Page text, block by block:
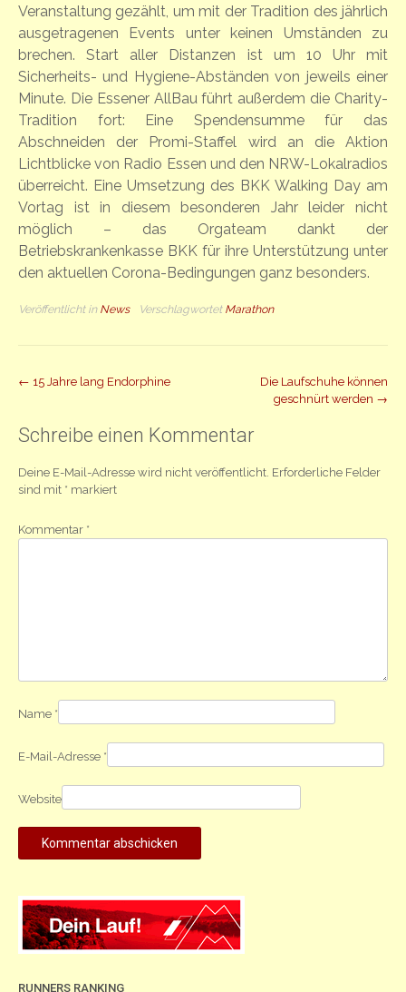
Veranstaltung gezählt, um mit der Tradition des jährlich
ausgetragenen Events unter keinen Umständen zu
brechen. Start aller Distanzen ist um 10 Uhr mit
Sicherheits- und Hygiene-Abständen von jeweils einer
Minute. Die Essener AllBau führt außerdem die Charity-
Tradition fort: Eine Spendensumme für das
Abschneiden der Promi-Staffel wird an die Aktion
Lichtblicke von Radio Essen und den NRW-Lokalradios
überreicht. Eine Umsetzung des BKK Walking Day am
Vortag ist in diesem besonderen Jahr leider nicht
möglich – das Orgateam dankt der
Betriebskrankenkasse BKK für ihre Unterstützung unter
den aktuellen Corona-Bedingungen ganz besonders.
Veröffentlicht in News Verschlagwortet Marathon
Beitrag
← 15 Jahre lang Endorphine
Die Laufschuhe können
geschnürt werden →
Schreibe einen Kommentar
Deine E-Mail-Adresse wird nicht veröffentlicht. Erforderliche Felder
sind mit * markiert
Kommentar *
Name *
E-Mail-Adresse *
Website
RUNNERS RANKING